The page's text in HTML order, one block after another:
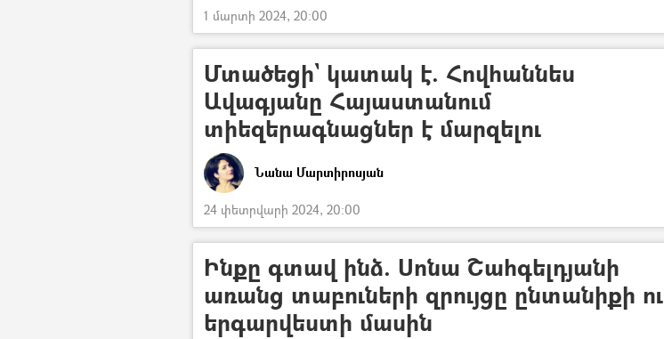
1 մարտի 2024, 20:00
Մտածեցի` կատակ է. Հովհաննես
Ավագյանը Հայաստանում
տիեզերագնացներ է մարզելու
Նանա Մարտիրոսյան
24 փետրվարի 2024, 20:00
Ինքը գտավ ինձ. Սոնա Շահգելդյանի
առանց տաբուների զրույցը ընտանիքի ու
երգարվեստի մասին